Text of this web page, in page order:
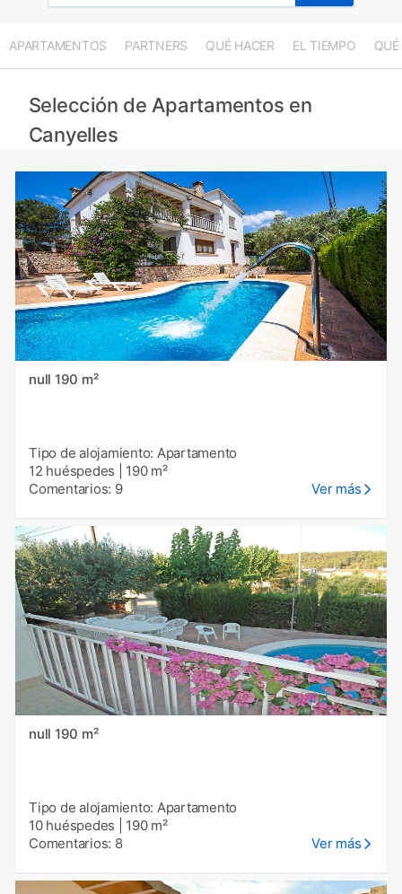
APARTAMENTOS PARTNERS QUÉ HACER EL TIEMPO QUÉ
Selección de Apartamentos en
Canyelles
null 190 m²
Tipo de alojamiento: Apartamento
12 huéspedes
190 m²
Comentarios: 9
Ver más
null 190 m²
Tipo de alojamiento: Apartamento
10 huéspedes
190 m²
Comentarios: 8
Ver más